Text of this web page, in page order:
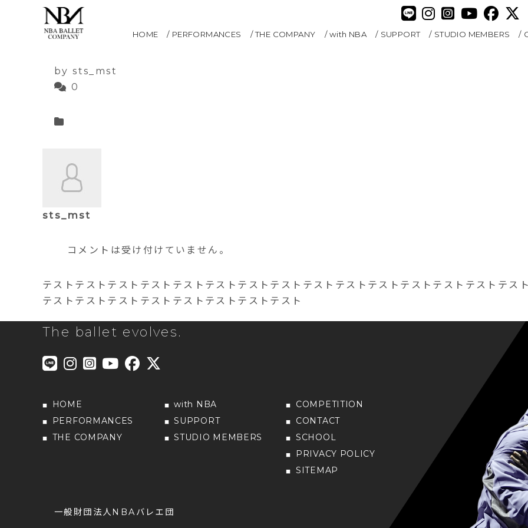
HOME PERFORMANCES THE COMPANY with NBA SUPPORT STUDIO MEMBERS
ラ・フィユマルガルテ
2021.05.12
by sts_mst
0
sts_mst
コメントは受け付けていません。
テストテストテストテストテストテストテストテストテストテストテストテストテストテストテス
テストテストテストテストテストテストテストテスト
The ballet evolves.
HOME
PERFORMANCES
THE COMPANY
with NBA
SUPPORT
STUDIO MEMBERS
COMPETITION
CONTACT
SCHOOL
PRIVACY POLICY
SITEMAP
一般財団法人NBAバレエ団